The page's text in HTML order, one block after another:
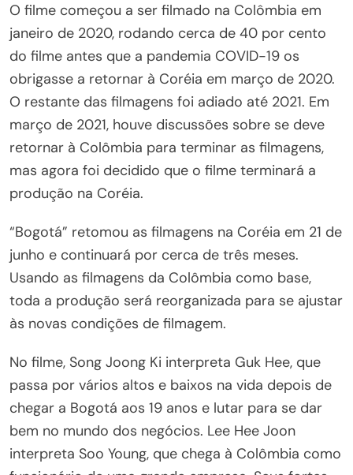
O filme começou a ser filmado na Colômbia em
janeiro de 2020, rodando cerca de 40 por cento
do filme antes que a pandemia COVID-19 os
obrigasse a retornar à Coréia em março de 2020.
O restante das filmagens foi adiado até 2021. Em
março de 2021, houve discussões sobre se deve
retornar à Colômbia para terminar as filmagens,
mas agora foi decidido que o filme terminará a
produção na Coréia.
“Bogotá” retomou as filmagens na Coréia em 21 de
junho e continuará por cerca de três meses.
Usando as filmagens da Colômbia como base,
toda a produção será reorganizada para se ajustar
às novas condições de filmagem.
No filme, Song Joong Ki interpreta Guk Hee, que
passa por vários altos e baixos na vida depois de
chegar a Bogotá aos 19 anos e lutar para se dar
bem no mundo dos negócios. Lee Hee Joon
interpreta Soo Young, que chega à Colômbia como